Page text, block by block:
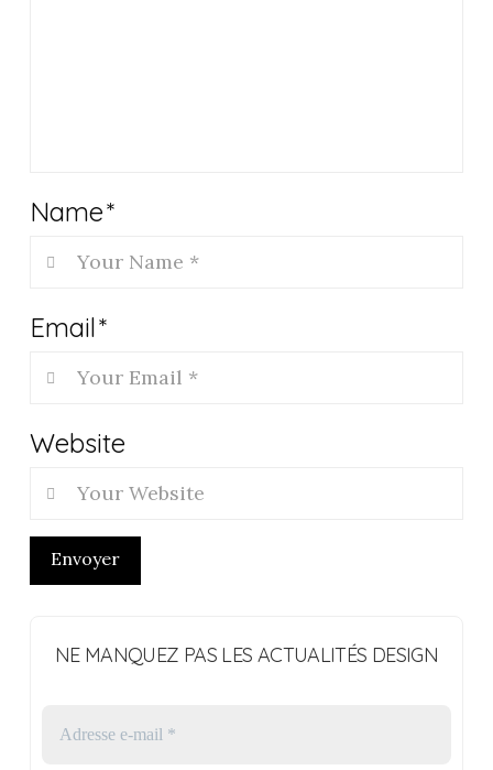
Name*
Email*
Website
Envoyer
NE MANQUEZ PAS LES ACTUALITÉS DESIGN